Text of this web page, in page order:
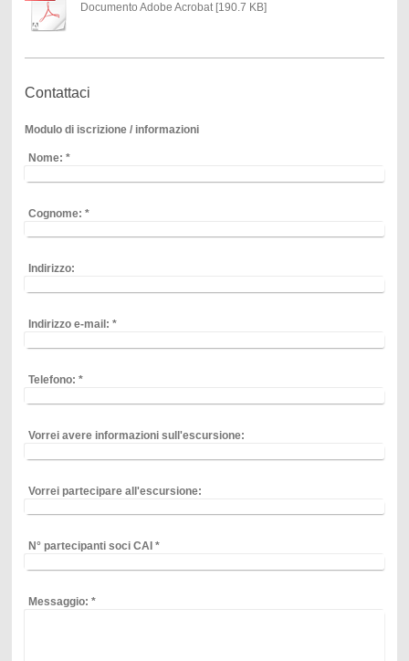
Documento Adobe Acrobat [190.7 KB]
Contattaci
Modulo di iscrizione / informazioni
Nome: *
Cognome: *
Indirizzo:
Indirizzo e-mail: *
Telefono: *
Vorrei avere informazioni sull'escursione:
Vorrei partecipare all'escursione:
N° partecipanti soci CAI *
Messaggio: *